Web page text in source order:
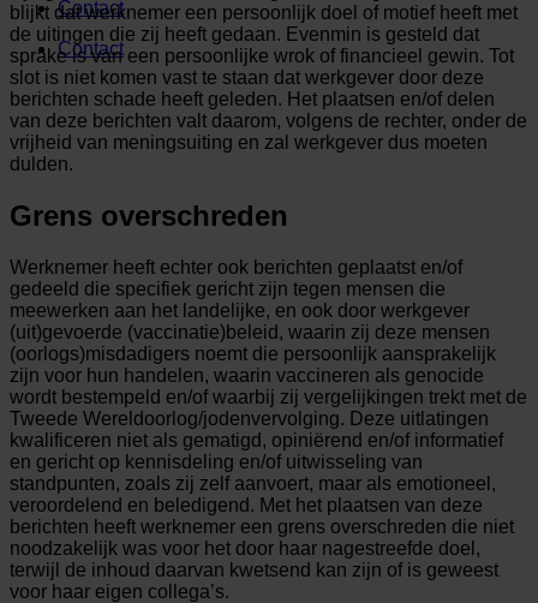
Contact
Contact
blijkt dat werknemer een persoonlijk doel of motief heeft met
de uitingen die zij heeft gedaan. Evenmin is gesteld dat
sprake is van een persoonlijke wrok of financieel gewin. Tot
slot is niet komen vast te staan dat werkgever door deze
berichten schade heeft geleden. Het plaatsen en/of delen
van deze berichten valt daarom, volgens de rechter, onder de
vrijheid van meningsuiting en zal werkgever dus moeten
dulden.
Grens overschreden
Werknemer heeft echter ook berichten geplaatst en/of
gedeeld die specifiek gericht zijn tegen mensen die
meewerken aan het landelijke, en ook door werkgever
(uit)gevoerde (vaccinatie)beleid, waarin zij deze mensen
(oorlogs)misdadigers noemt die persoonlijk aansprakelijk
zijn voor hun handelen, waarin vaccineren als genocide
wordt bestempeld en/of waarbij zij vergelijkingen trekt met de
Tweede Wereldoorlog/jodenvervolging. Deze uitlatingen
kwalificeren niet als gematigd, opiniërend en/of informatief
en gericht op kennisdeling en/of uitwisseling van
standpunten, zoals zij zelf aanvoert, maar als emotioneel,
veroordelend en beledigend. Met het plaatsen van deze
berichten heeft werknemer een grens overschreden die niet
noodzakelijk was voor het door haar nagestreefde doel,
terwijl de inhoud daarvan kwetsend kan zijn of is geweest
voor haar eigen collega’s.